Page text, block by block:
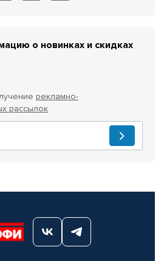
о новинках и скидках
рекламно-
рассылок